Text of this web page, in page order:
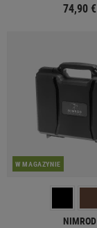
74,90 €
W MAGAZYNIE
NIMROD